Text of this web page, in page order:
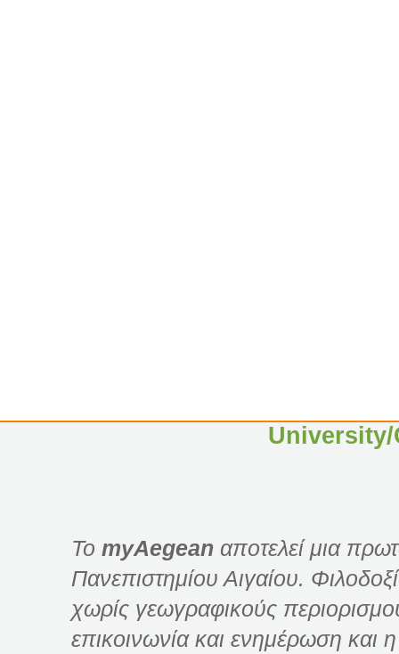
University/
Το myAegean αποτελεί μια
Πανεπιστημίου Αιγαίου.
χωρίς γεωγραφικούς
επικοινωνία και ενημέρωση και